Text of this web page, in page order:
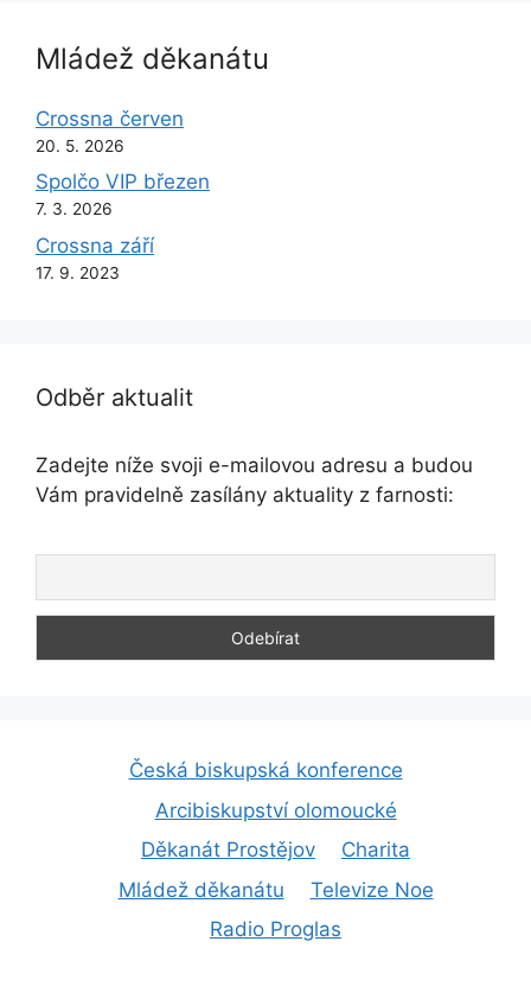
Mládež děkanátu
Crossna červen
20. 5. 2026
Spolčo VIP březen
7. 3. 2026
Crossna září
17. 9. 2023
Odběr aktualit
Zadejte níže svoji e-mailovou adresu a budou
Vám pravidelně zasílány aktuality z farnosti:
Česká biskupská konference
Arcibiskupství olomoucké
Děkanát Prostějov
Charita
Mládež děkanátu
Televize Noe
Radio Proglas